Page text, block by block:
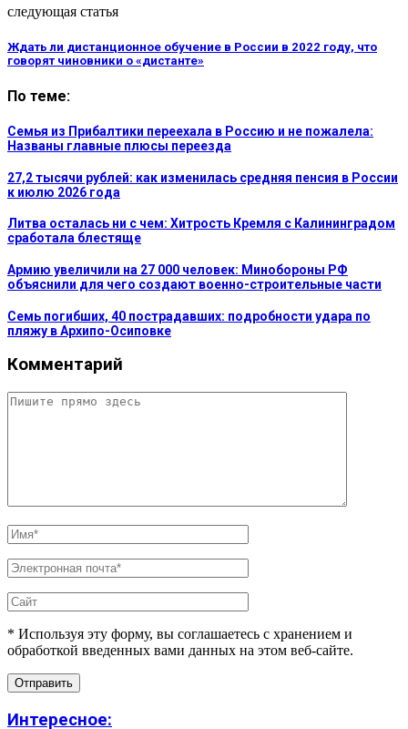
следующая статья
Ждать ли дистанционное обучение в России в 2022 году, что
говорят чиновники о «дистанте»
По теме:
Семья из Прибалтики переехала в Россию и не пожалела:
Названы главные плюсы переезда
27,2 тысячи рублей: как изменилась средняя пенсия в России
к июлю 2026 года
Литва осталась ни с чем: Хитрость Кремля с Калининградом
сработала блестяще
Армию увеличили на 27 000 человек: Минобороны РФ
объяснили для чего создают военно-строительные части
Семь погибших, 40 пострадавших: подробности удара по
пляжу в Архипо-Осиповке
Комментарий
* Используя эту форму, вы соглашаетесь с хранением и
обработкой введенных вами данных на этом веб-сайте.
Интересное: